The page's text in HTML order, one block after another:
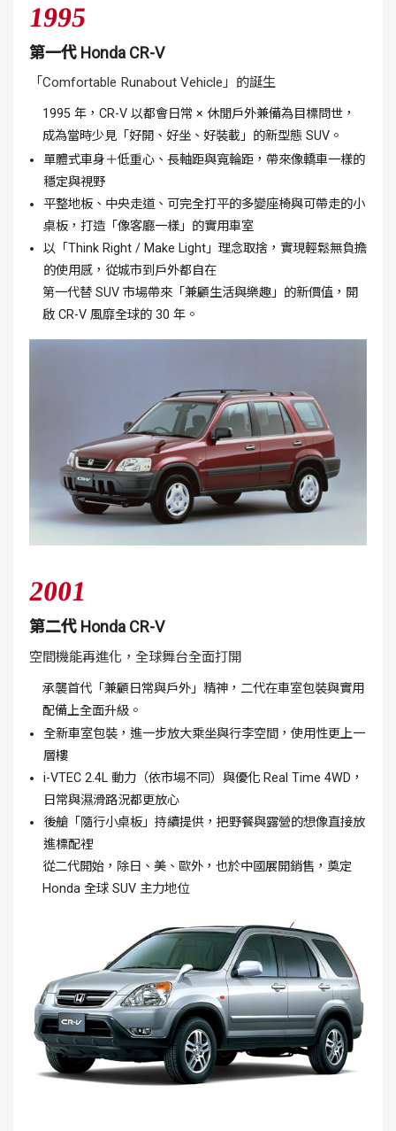
1995
第一代 Honda CR-V
「Comfortable Runabout Vehicle」的誕生
1995 年，CR-V 以都會日常 × 休閒戶外兼備為目標問世，
成為當時少見「好開、好坐、好裝載」的新型態 SUV。
單體式車身＋低重心、長軸距與寬輪距，帶來像轎車一樣的
穩定與視野
平整地板、中央走道、可完全打平的多變座椅與可帶走的小
桌板，打造「像客廳一樣」的實用車室
以「Think Right / Make Light」理念取捨，實現輕鬆無負擔
的使用感，從城市到戶外都自在
第一代替 SUV 市場帶來「兼顧生活與樂趣」的新價值，開
啟 CR-V 風靡全球的 30 年。
2001
第二代 Honda CR-V
空間機能再進化，全球舞台全面打開
承襲首代「兼顧日常與戶外」精神，二代在車室包裝與實用
配備上全面升級。
全新車室包裝，進一步放大乘坐與行李空間，使用性更上一
層樓
i-VTEC 2.4L 動力（依市場不同）與優化 Real Time 4WD，
日常與濕滑路況都更放心
後艙「隨行小桌板」持續提供，把野餐與露營的想像直接放
進標配裡
從二代開始，除日、美、歐外，也於中國展開銷售，奠定
Honda 全球 SUV 主力地位